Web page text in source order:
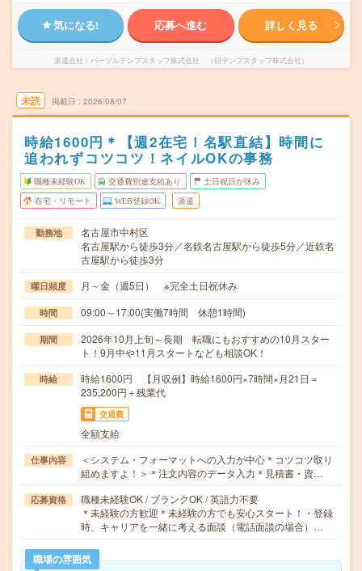
気になる! 応募へ進む 詳しく見る
派遣会社 パーソルテンプスタッフ株式会社 （旧テンプスタッフ株式会社）
未読 掲載日 2026/08/07
時給1600円＊【週2在宅！名駅直結】時間に
追われずコツコツ！ネイルOKの事務
職種未経験OK 交通費別途支給あり 土日祝日が休み
在宅・リモート WEB登録OK 派遣
勤務地
名古屋市中村区
名古屋駅から徒歩3分／名鉄名古屋駅から徒歩5分／近鉄名
古屋駅から徒歩3分
曜日頻度 月～金（週5日） ※完全土日祝休み
時間 09:00～17:00(実働7時間 休憩1時間)
期間
2026年10月上旬～長期 転職にもおすすめの10月スター
ト！9月中や11月スタートなども相談OK！
時給
時給1600円 【月収例】時給1600円×7時間×月21日＝
235,200円＋残業代
交通費
全額支給
仕事内容
＜システム・フォーマットへの入力が中心＊コツコツ取り
組めますよ！＞＊注文内容のデータ入力＊見積書・資…
応募資格
職種未経験OK / ブランクOK / 英語力不要
＊未経験の方歓迎＊未経験の方でも安心スタート！・登録
時、キャリアを一緒に考える面談（電話面談の場合）…
職場の雰囲気